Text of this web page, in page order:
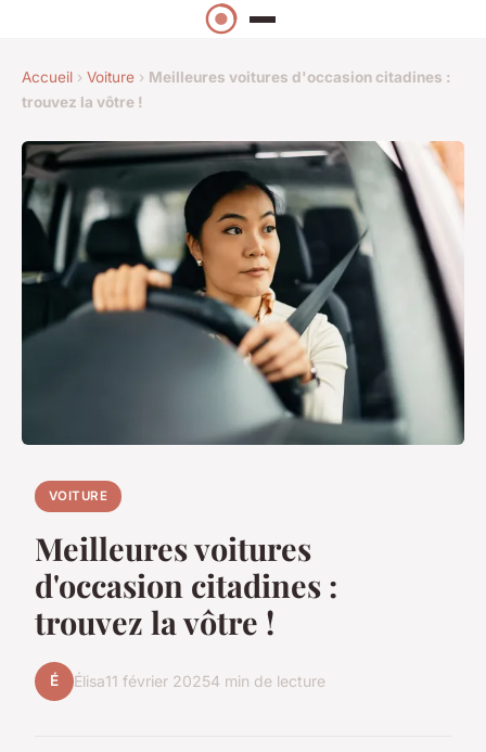
Accueil › Voiture › Meilleures voitures d'occasion citadines :
trouvez la vôtre !
VOITURE
Meilleures voitures
d'occasion citadines :
trouvez la vôtre !
É Élisa11 février 20254 min de lecture